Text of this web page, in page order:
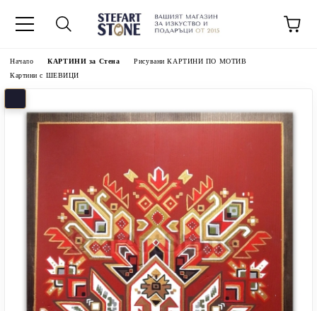
Начало КАРТИНИ за Стена
Рисувани КАРТИНИ ПО МОТИВ
Картини с ШЕВИЦИ